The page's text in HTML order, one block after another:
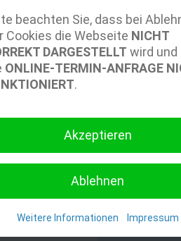
Online
beachten Sie, dass bei
Cookies die Webseite NICHT
DARGESTELLT wird und
ONLINE-TERMIN-ANFRAGE
.
Akzeptieren
Ablehnen
Weitere Informationen Impressum